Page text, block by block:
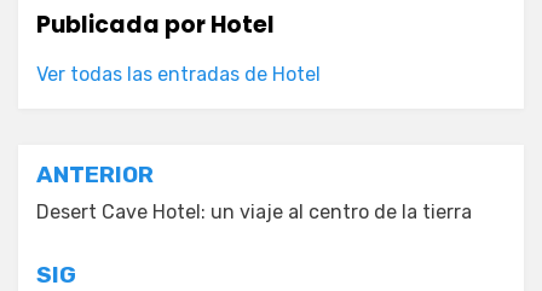
Publicada porHotel
Ver todas las entradas de Hotel
Navegación
de
entradas
ANTERIOR
Desert Cave Hotel: un viaje al centro de la tierra
SIG